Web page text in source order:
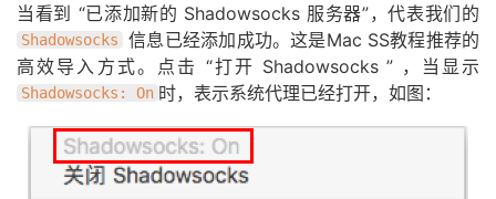
当看到 “已添加新的 Shadowsocks 服务器”，代表我们的
Shadowsocks
信息已经添加成功。这是Mac SS教程推荐的
高效导入方式。点击 “打开 Shadowsocks ” ，当显示
Shadowsocks: On 时，表示系统代理已经打开，如图：